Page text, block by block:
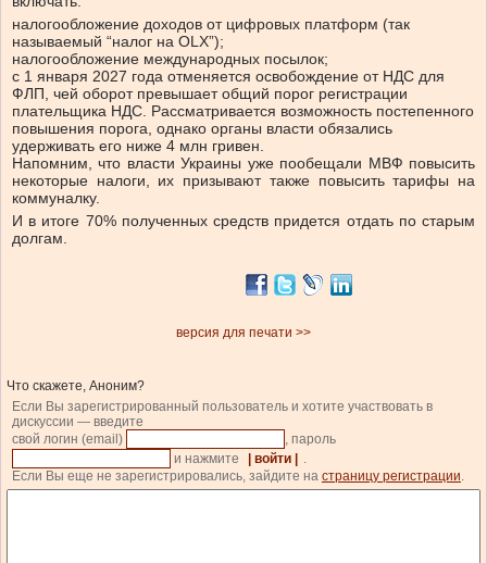
налогообложение доходов от цифровых платформ (так
называемый “налог на OLX”);
налогообложение международных посылок;
с 1 января 2027 года отменяется освобождение от НДС для
ФЛП, чей оборот превышает общий порог регистрации
плательщика НДС. Рассматривается возможность постепенного
повышения порога, однако органы власти обязались
удерживать его ниже 4 млн гривен.
Напомним, что власти Украины уже пообещали МВФ повысить
некоторые налоги, их призывают также повысить тарифы на
коммуналку.
И в итоге 70% полученных средств придется отдать по старым
долгам.
версия для печати >>
Что скажете, Аноним?
Если Вы зарегистрированный пользователь и хотите участвовать в
дискуссии — введите
свой логин (email)
, пароль
и нажмите
| войти |
.
Если Вы еще не зарегистрировались, зайдите на страницу регистрации.